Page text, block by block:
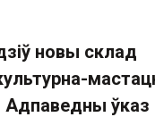
новы склад
Адпаведны